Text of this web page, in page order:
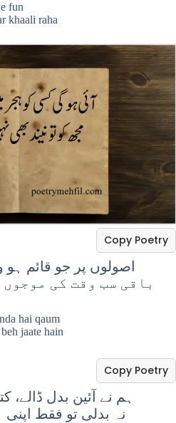
fun
khaali raha
اصولوں پر جو قائم
باقی سب وقت کی
Copy Poetry
hai qaum
jaate hain
ہم نے آئین بدل ڈالے،
نہ بدلی تو فقط
Copy Poetry